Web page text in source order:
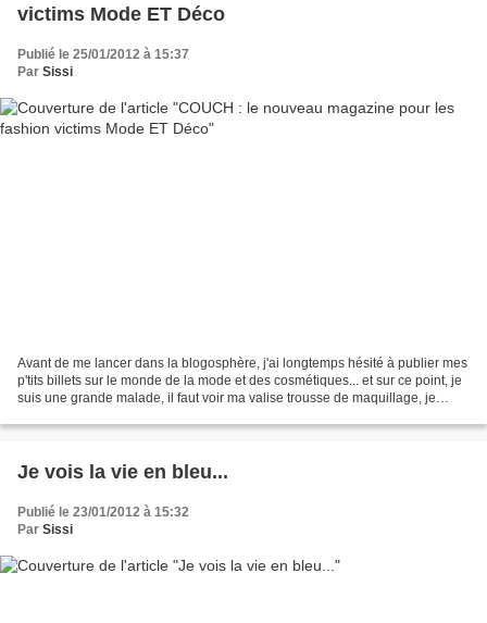
victims Mode ET Déco
Publié le 25/01/2012 à 15:37
Par Sissi
Avant de me lancer dans la blogosphère, j'ai longtemps hésité à publier mes
p'tits billets sur le monde de la mode et des cosmétiques... et sur ce point, je
suis une grande malade, il faut voir ma valise trousse de maquillage, je
Je vois la vie en bleu...
Publié le 23/01/2012 à 15:32
Par Sissi